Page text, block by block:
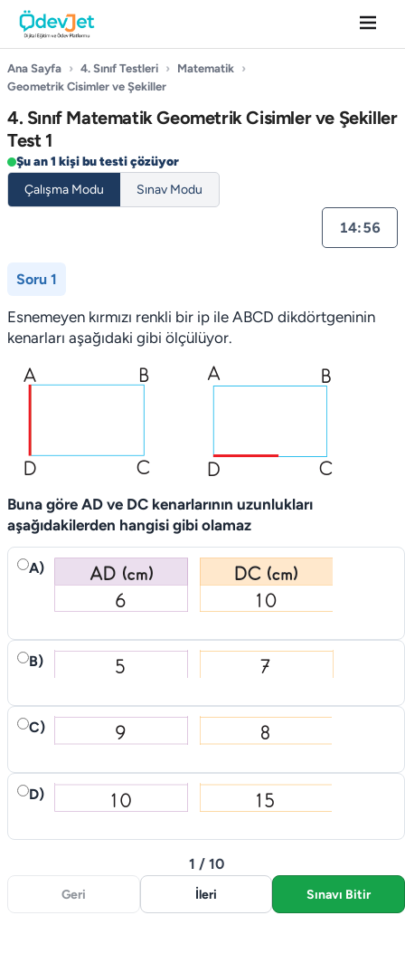
Ana Sayfa › 4. Sınıf Testleri › Matematik ›
Geometrik Cisimler ve Şekiller
4. Sınıf Matematik Geometrik Cisimler ve Şekiller
Test 1
Şu an 1 kişi bu testi çözüyor
Çalışma Modu
Sınav Modu
14:55
Soru 1
Esnemeyen kırmızı renkli bir ip ile ABCD dikdörtgeninin
kenarları aşağıdaki gibi öl­çülüyor.
Buna göre AD ve DC kenarlarının uzunlukları
aşağıdakilerden hangisi gibi olamaz
A)
B)
C)
D)
Geri
1 / 10
İleri Sınavı Bitir